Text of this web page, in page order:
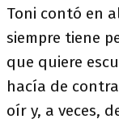
Toni contó en
siempre tiene
que quiere
hacía de
oír y, a veces,